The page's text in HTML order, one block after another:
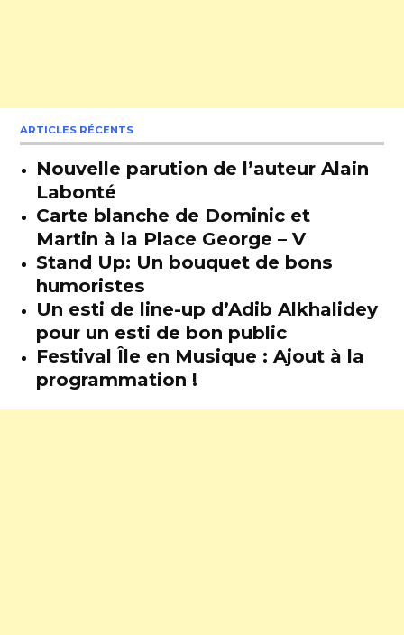
ARTICLES RÉCENTS
Nouvelle parution de l’auteur Alain
Labonté
Carte blanche de Dominic et
Martin à la Place George – V
Stand Up: Un bouquet de bons
humoristes
Un esti de line-up d’Adib Alkhalidey
pour un esti de bon public
Festival Île en Musique : Ajout à la
programmation !